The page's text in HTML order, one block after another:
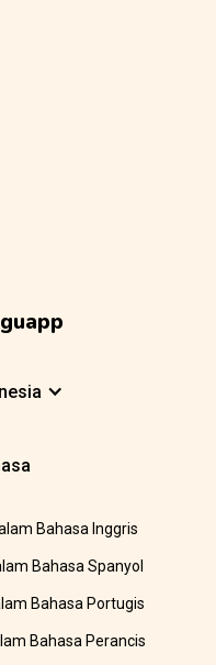
Bahasa Inggris
Bahasa Spanyol
Bahasa Portugis
Bahasa Perancis